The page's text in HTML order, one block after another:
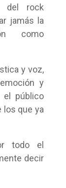
del rock
jamás la
como
y voz,
y
público
los que ya
todo el
decir